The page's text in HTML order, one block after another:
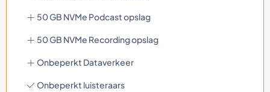
50 GB NVMe Podcast opslag
50 GB NVMe Recording opslag
Onbeperkt Dataverkeer
Onbeperkt luisteraars